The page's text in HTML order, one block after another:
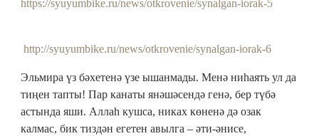
https://syuyumbike.ru/news/otkrovenie/synalgan-iorak-5
http://syuyumbike.ru/news/otkrovenie/synalgan-iorak-6
Эльмира үз бәхетенә үзе ышанмады. Менә ниһаять ул да
тиңен тапты! Пар канаты янәшәсендә генә, бер түбә
астында яши. Аллаһ кушса, никах көненә дә озак
калмас, бик тиздән егетен авылга – әти-әнисе,